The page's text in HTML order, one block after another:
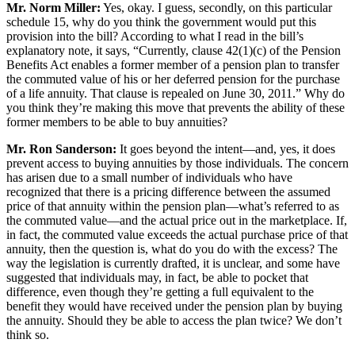
Mr. Norm Miller: Yes, okay. I guess, secondly, on this particular
schedule 15, why do you think the government would put this
provision into the bill? According to what I read in the bill’s
explanatory note, it says, “Currently, clause 42(1)(c) of the Pension
Benefits Act enables a former member of a pension plan to transfer
the commuted value of his or her deferred pension for the purchase
of a life annuity. That clause is repealed on June 30, 2011.” Why do
you think they’re making this move that prevents the ability of these
former members to be able to buy annuities?
Mr. Ron Sanderson: It goes beyond the intent—and, yes, it does
prevent access to buying annuities by those individuals. The concern
has arisen due to a small number of individuals who have
recognized that there is a pricing difference between the assumed
price of that annuity within the pension plan—what’s referred to as
the commuted value—and the actual price out in the marketplace. If,
in fact, the commuted value exceeds the actual purchase price of that
annuity, then the question is, what do you do with the excess? The
way the legislation is currently drafted, it is unclear, and some have
suggested that individuals may, in fact, be able to pocket that
difference, even though they’re getting a full equivalent to the
benefit they would have received under the pension plan by buying
the annuity. Should they be able to access the plan twice? We don’t
think so.